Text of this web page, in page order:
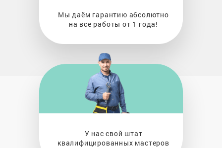
Мы даём гарантию абсолютно
на все работы от 1 года!
У нас свой штат
квалифицированных мастеров